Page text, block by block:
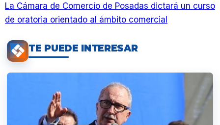
La Cámara de Comercio de Posadas dictará un curso
de oratoria orientado al ámbito comercial
TE PUEDE INTERESAR